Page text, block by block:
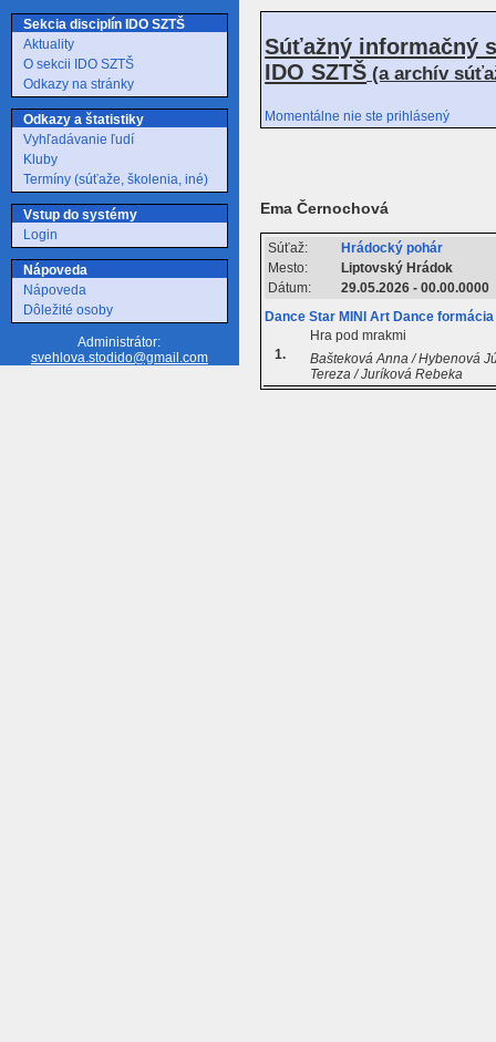
Sekcia disciplín IDO SZTŠ
Aktuality
O sekcii IDO SZTŠ
Odkazy na stránky
Odkazy a štatistiky
Vyhľadávanie ľudí
Kluby
Termíny (súťaže, školenia, iné)
Vstup do systémy
Login
Nápoveda
Nápoveda
Dôležité osoby
Administrátor:
svehlova.stodido@gmail.com
Súťažný informačný
IDO SZTŠ (a archív
Momentálne nie ste prihlásený
Ema Černochová
Súťaž:
Hrádocký pohár
Mesto:
Liptovský Hrádok
Dátum:
29.05.2026 - 00.00.0000
Dance Star MINI Art Dance formácia
1.
Hra pod mrakmi
Bašteková Anna / Hybenová
Tereza / Juríková Rebeka